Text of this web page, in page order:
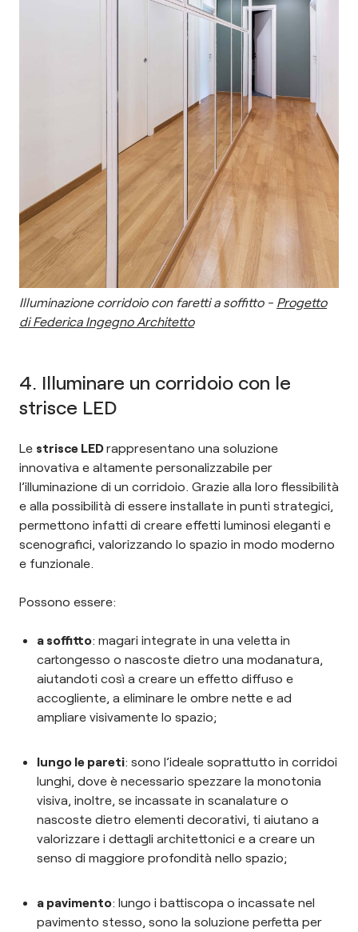
Illuminazione corridoio con faretti a soffitto - Progetto
di Federica Ingegno Architetto
4. Illuminare un corridoio con le
strisce LED
Le strisce LEDrappresentano una soluzione
innovativa e altamente personalizzabile per
l’illuminazione di un corridoio. Grazie alla loro flessibilità
e alla possibilità di essere installate in punti strategici,
permettono infatti di creare effetti luminosi eleganti e
scenografici, valorizzando lo spazio in modo moderno
e funzionale.
Possono essere:
a soffitto: magari integrate in una veletta in
cartongesso o nascoste dietro una modanatura,
aiutandoti così a creare un effetto diffuso e
accogliente, a eliminare le ombre nette e ad
ampliare visivamente lo spazio;
lungo le pareti: sono l’ideale soprattutto in corridoi
lunghi, dove è necessario spezzare la monotonia
visiva, inoltre, se incassate in scanalature o
nascoste dietro elementi decorativi, ti aiutano a
valorizzare i dettagli architettonici e a creare un
senso di maggiore profondità nello spazio;
a pavimento: lungo i battiscopa o incassate nel
pavimento stesso, sono la soluzione perfetta per